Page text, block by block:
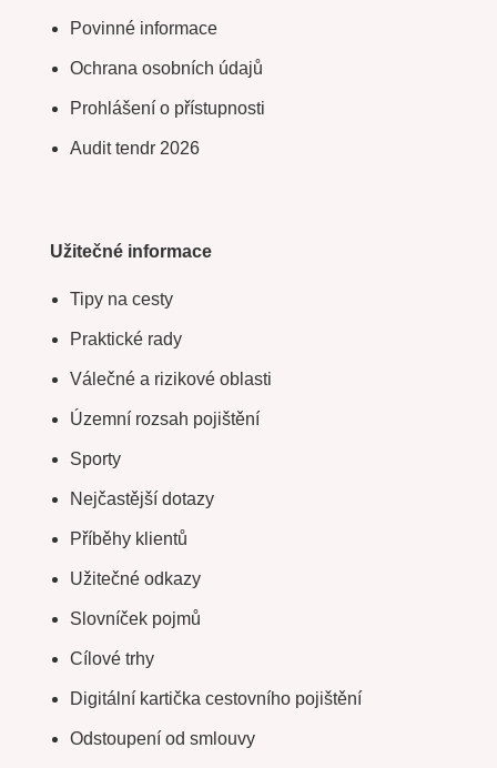
Povinné informace
Ochrana osobních údajů
Prohlášení o přístupnosti
Audit tendr 2026
Užitečné informace
Tipy na cesty
Praktické rady
Válečné a rizikové oblasti
Územní rozsah pojištění
Sporty
Nejčastější dotazy
Příběhy klientů
Užitečné odkazy
Slovníček pojmů
Cílové trhy
Digitální kartička cestovního pojištění
Odstoupení od smlouvy